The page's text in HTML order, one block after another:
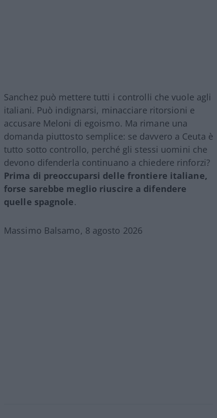
Sanchez può mettere tutti i controlli che vuole agli
italiani. Può indignarsi, minacciare ritorsioni e
accusare Meloni di egoismo. Ma rimane una
domanda piuttosto semplice: se davvero a Ceuta è
tutto sotto controllo, perché gli stessi uomini che
devono difenderla continuano a chiedere rinforzi?
Prima di preoccuparsi delle frontiere italiane,
forse sarebbe meglio riuscire a difendere
quelle spagnole.
Massimo Balsamo, 8 agosto 2026